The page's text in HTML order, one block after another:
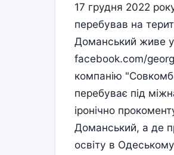
17 грудня 2022
перебував на
Доманський живе у
facebook.com/
компанію
перебуває під
іронічно
Доманський, а де
освіту в